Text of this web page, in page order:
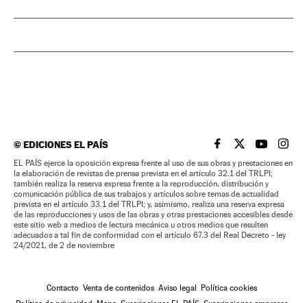
©EDICIONES EL PAÍS EL PAÍS BRASIL EN
EL PAÍSEL PAÍS
EL
EL PAÍS ejerce la oposición expresa frente al uso de sus obras y prestaciones en
la elaboración de revistas de prensa prevista en el artículo 32.1 del TRLPI;
también realiza la reserva expresa frente a la reproducción, distribución y
comunicación pública de sus trabajos y artículos sobre temas de actualidad
prevista en el artículo 33.1 del TRLPI; y, asimismo, realiza una reserva expresa
de las reproducciones y usos de las obras y otras prestaciones accesibles desde
este sitio web a medios de lectura mecánica u otros medios que resulten
adecuados a tal fin de conformidad con el artículo 67.3 del Real Decreto - ley
24/2021, de 2 de noviembre
Contacto Venta de contenidos Aviso legal Política cookies